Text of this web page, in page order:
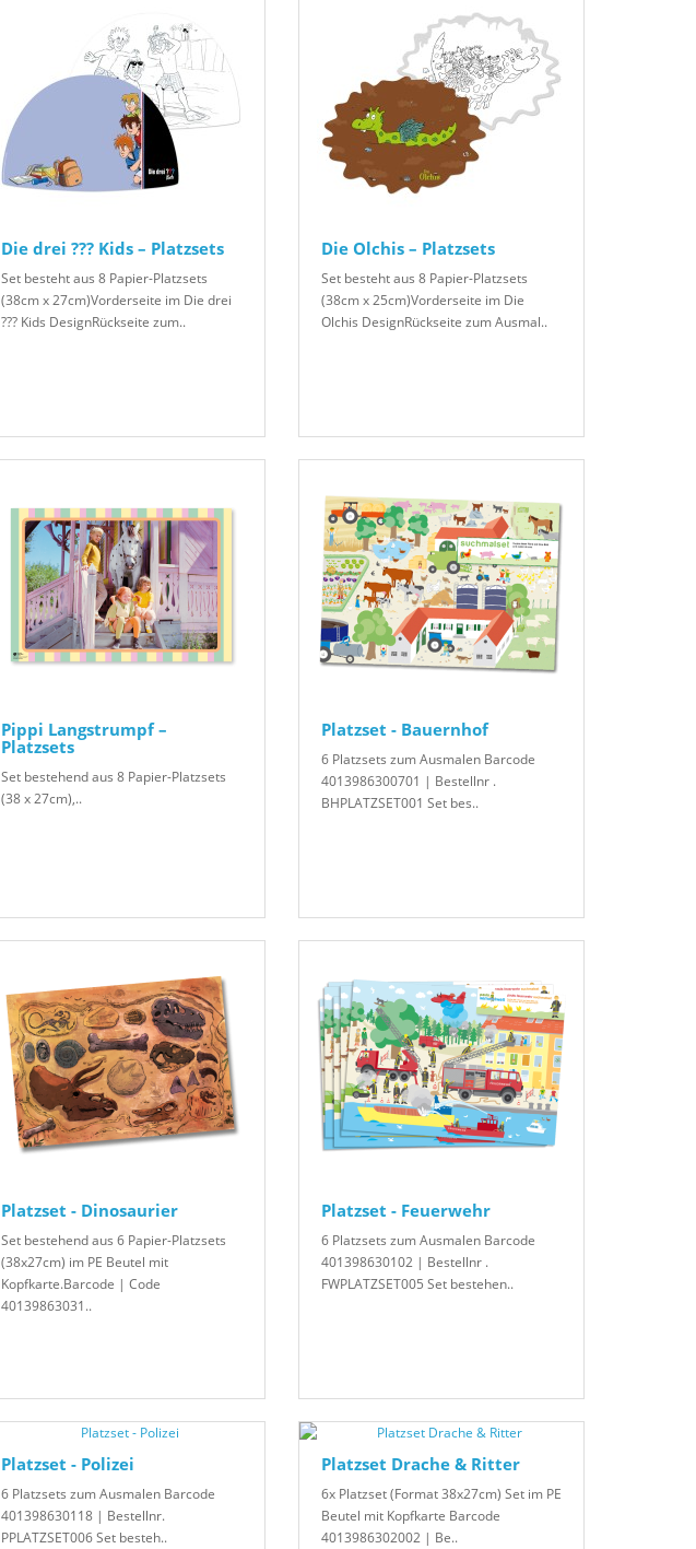
Die drei ??? Kids – Platzsets
Set besteht aus 8 Papier-Platzsets
(38cm x 27cm)Vorderseite im Die drei
??? Kids DesignRückseite zum..
Die Olchis – Platzsets
Set besteht aus 8 Papier-Platzsets
(38cm x 25cm)Vorderseite im Die
Olchis DesignRückseite zum Ausmal..
Pippi Langstrumpf –
Platzsets
Set bestehend aus 8 Papier-Platzsets
(38 x 27cm),..
Platzset - Bauernhof
6 Platzsets zum Ausmalen Barcode
4013986300701 | Bestellnr .
BHPLATZSET001 Set bes..
Platzset - Dinosaurier
Set bestehend aus 6 Papier-Platzsets
(38x27cm) im PE Beutel mit
Kopfkarte.Barcode | Code
40139863031..
Platzset - Feuerwehr
6 Platzsets zum Ausmalen Barcode
401398630102 | Bestellnr .
FWPLATZSET005 Set bestehen..
Platzset - Polizei
6 Platzsets zum Ausmalen Barcode
401398630118 | Bestellnr.
PPLATZSET006 Set besteh..
Platzset Drache & Ritter
6x Platzset (Format 38x27cm) Set im PE
Beutel mit Kopfkarte Barcode
4013986302002 | Be..